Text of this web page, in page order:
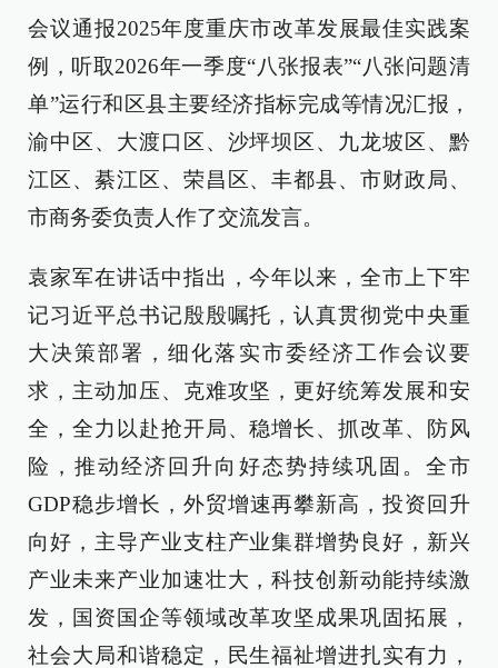
会议通报2025年度重庆市改革发展最佳实践案
例，听取2026年一季度“八张报表”“八张问题清
单”运行和区县主要经济指标完成等情况汇报，
渝中区、大渡口区、沙坪坝区、九龙坡区、黔
江区、綦江区、荣昌区、丰都县、市财政局、
市商务委负责人作了交流发言。
袁家军在讲话中指出，今年以来，全市上下牢
记习近平总书记殷殷嘱托，认真贯彻党中央重
大决策部署，细化落实市委经济工作会议要
求，主动加压、克难攻坚，更好统筹发展和安
全，全力以赴抢开局、稳增长、抓改革、防风
险，推动经济回升向好态势持续巩固。全市
GDP稳步增长，外贸增速再攀新高，投资回升
向好，主导产业支柱产业集群增势良好，新兴
产业未来产业加速壮大，科技创新动能持续激
发，国资国企等领域改革攻坚成果巩固拓展，
社会大局和谐稳定，民生福祉增进扎实有力，